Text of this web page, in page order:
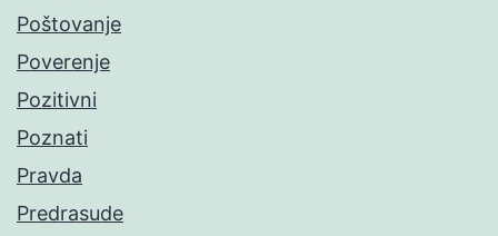
Poštovanje
Poverenje
Pozitivni
Poznati
Pravda
Predrasude